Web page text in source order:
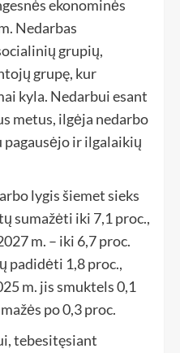
ekonominės
Nedarbas
grupių,
grupę, kur
kyla. Nedarbui esant
metus, ilgėja nedarbo
ir ilgalaikių
lygis šiemet sieks
sumažėti iki 7,1 proc.,
m. – iki 6,7 proc.
padidėti 1,8 proc.,
m. jis smuktels 0,1
po 0,3 proc.
tebesitęsiant